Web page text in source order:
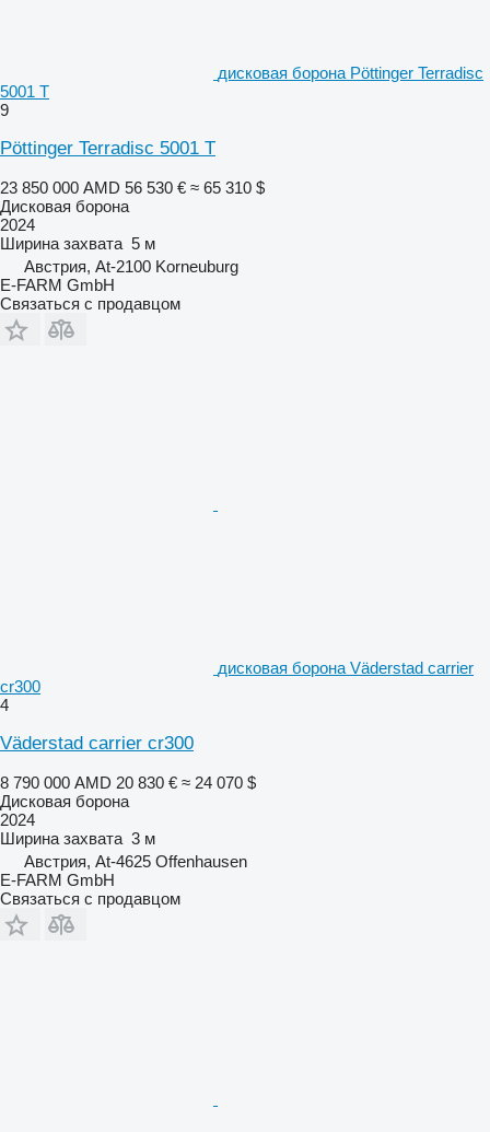
дисковая борона Pöttinger Terradisc
5001 T
9
Pöttinger Terradisc 5001 T
23 850 000 AMD 56 530 € ≈ 65 310 $
Дисковая борона
2024
Ширина захвата 5 м
Австрия, At-2100 Korneuburg
E-FARM GmbH
Связаться с продавцом
дисковая борона Väderstad carrier
cr300
4
Väderstad carrier cr300
8 790 000 AMD 20 830 € ≈ 24 070 $
Дисковая борона
2024
Ширина захвата 3 м
Австрия, At-4625 Offenhausen
E-FARM GmbH
Связаться с продавцом